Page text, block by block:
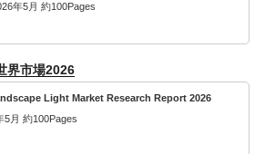
年5月 約100Pages
界市場2026
Light Market Research Report 2026
5月 約100Pages